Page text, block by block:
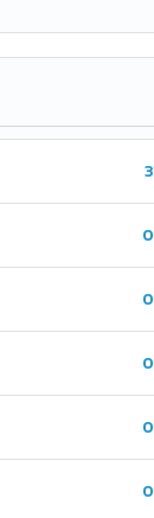
3
0
0
0
0
0